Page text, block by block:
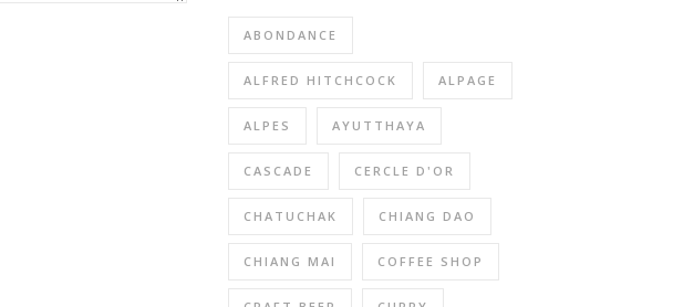
ABONDANCE
ALFRED HITCHCOCK ALPAGE
ALPES AYUTTHAYA
CASCADE CERCLE D'OR
CHATUCHAK CHIANG DAO
CHIANG MAI COFFEE SHOP